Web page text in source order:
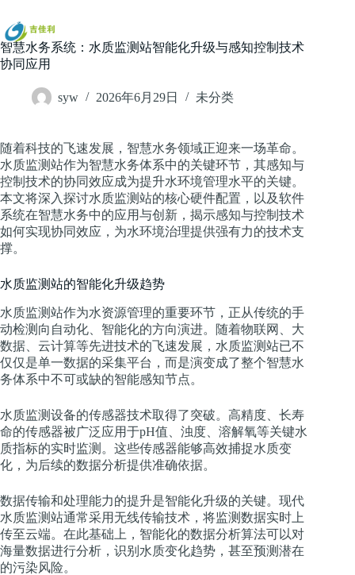
过
内
容
智慧水务系统：水质监测站智能化升级与感知控制技术
协同应用
syw 2026年6月29日 未分类
随着科技的飞速发展，智慧水务领域正迎来一场革命。
水质监测站作为智慧水务体系中的关键环节，其感知与
控制技术的协同效应成为提升水环境管理水平的关键。
本文将深入探讨水质监测站的核心硬件配置，以及软件
系统在智慧水务中的应用与创新，揭示感知与控制技术
如何实现协同效应，为水环境治理提供强有力的技术支
撑。
水质监测站的智能化升级趋势
水质监测站作为水资源管理的重要环节，正从传统的手
动检测向自动化、智能化的方向演进。随着物联网、大
数据、云计算等先进技术的飞速发展，水质监测站已不
仅仅是单一数据的采集平台，而是演变成了整个智慧水
务体系中不可或缺的智能感知节点。
水质监测设备的传感器技术取得了突破。高精度、长寿
命的传感器被广泛应用于pH值、浊度、溶解氧等关键水
质指标的实时监测。这些传感器能够高效捕捉水质变
化，为后续的数据分析提供准确依据。
数据传输和处理能力的提升是智能化升级的关键。现代
水质监测站通常采用无线传输技术，将监测数据实时上
传至云端。在此基础上，智能化的数据分析算法可以对
海量数据进行分析，识别水质变化趋势，甚至预测潜在
的污染风险。